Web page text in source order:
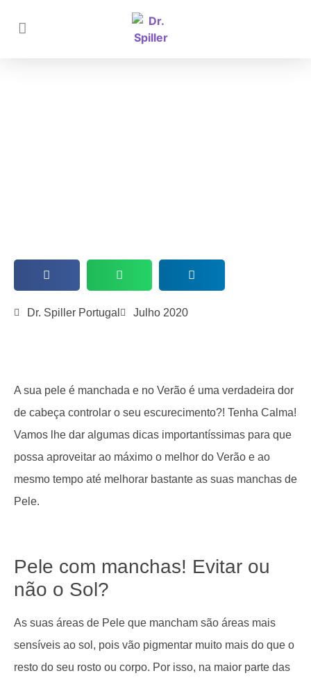
Dr. Spiller Portugal Julho 2020
A sua pele é manchada e no Verão é uma verdadeira dor
de cabeça controlar o seu escurecimento?! Tenha Calma!
Vamos lhe dar algumas dicas importantíssimas para que
possa aproveitar ao máximo o melhor do Verão e ao
mesmo tempo até melhorar bastante as suas manchas de
Pele.
Pele com manchas! Evitar ou
não o Sol?
As suas áreas de Pele que mancham são áreas mais
sensíveis ao sol, pois vão pigmentar muito mais do que o
resto do seu rosto ou corpo. Por isso, na maior parte das